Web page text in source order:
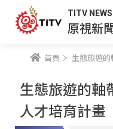
TITV NEWS
原視新
首頁 生態旅遊
生態旅遊的軸
人才培育計畫